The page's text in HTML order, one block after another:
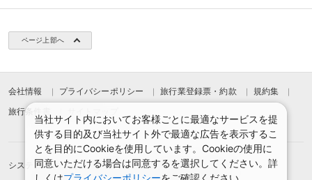
ページ上部へ
会社情報 プライバシーポリシー 旅行業登録票・約款 規約集
旅行条件書
システムメンテナンスのお知らせ お申込みまでの手順
当社サイト内においてお客様ごとに最適なサービスを提
供する目的及び当社サイト外で最適な広告を表示するこ
とを目的にCookieを使用しています。Cookieの使用に
同意いただける場合は同意するを選択してください。詳
しくはプライバシーポリシーをご確認ください。